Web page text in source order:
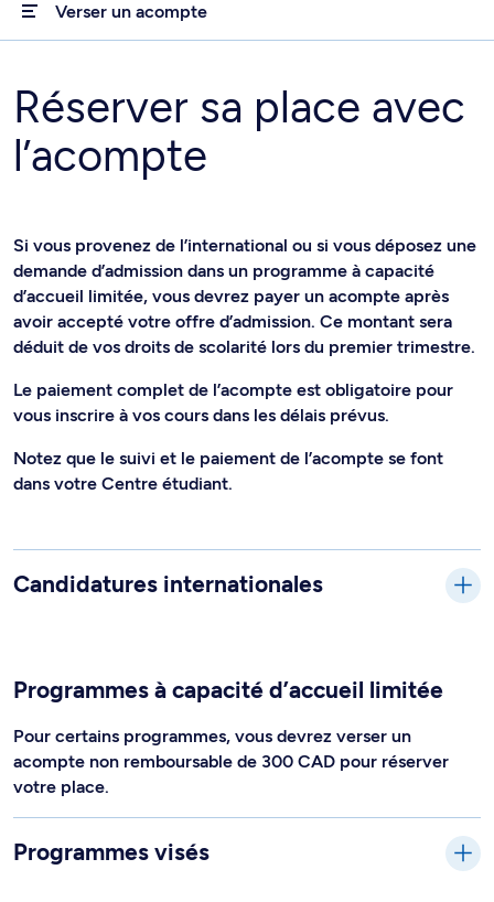
Verser un acompte
Réserver sa place avec
l’acompte
Si vous provenez de l’international ou si vous déposez une
demande d’admission dans un programme à capacité
d’accueil limitée, vous devrez payer un acompte après
avoir accepté votre offre d’admission. Ce montant sera
déduit de vos droits de scolarité lors du premier trimestre.
Le paiement complet de l’acompte est obligatoire pour
vous inscrire à vos cours dans les délais prévus.
Notez que le suivi et le paiement de l’acompte se font
dans votre Centre étudiant.
Candidatures internationales
Programmes à capacité d’accueil limitée
Pour certains programmes, vous devrez verser un
acompte non remboursable de 300 CAD pour réserver
votre place.
Programmes visés